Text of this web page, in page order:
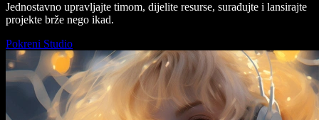
Jednostavno upravljajte timom, dijelite resurse, surađujte i lansirajte
projekte brže nego ikad.
Pokreni Studio